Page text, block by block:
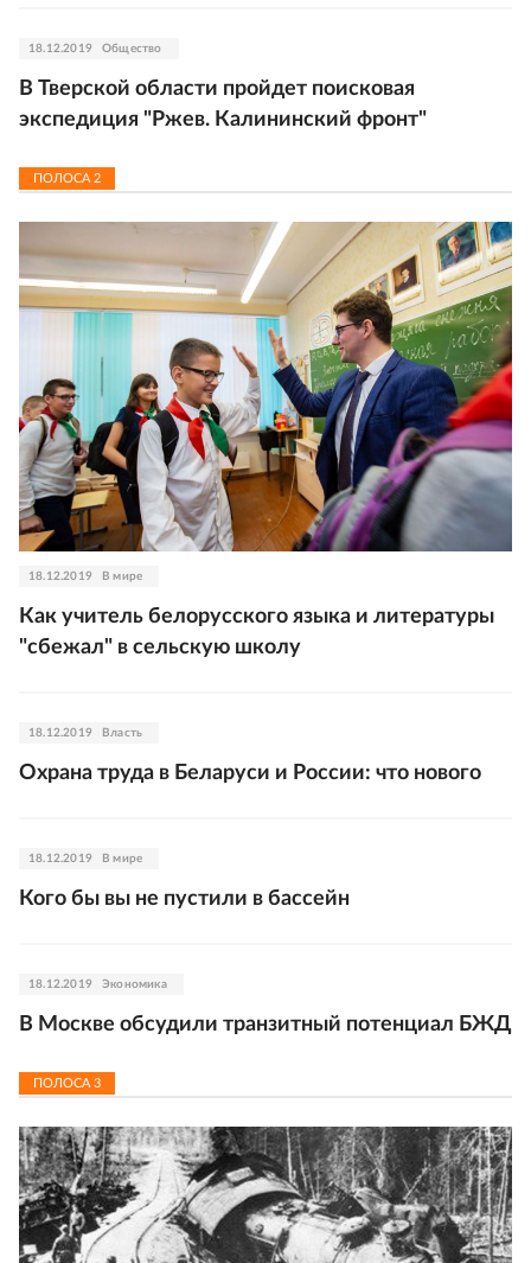
18.12.2019 Общество
В Тверской области пройдет поисковая
экспедиция "Ржев. Калининский фронт"
ПОЛОСА2
18.12.2019 В мире
Как учитель белорусского языка и литературы
"сбежал" в сельскую школу
18.12.2019 Власть
Охрана труда в Беларуси и России: что нового
18.12.2019 В мире
Кого бы вы не пустили в бассейн
18.12.2019 Экономика
В Москве обсудили транзитный потенциал БЖД
ПОЛОСА 3